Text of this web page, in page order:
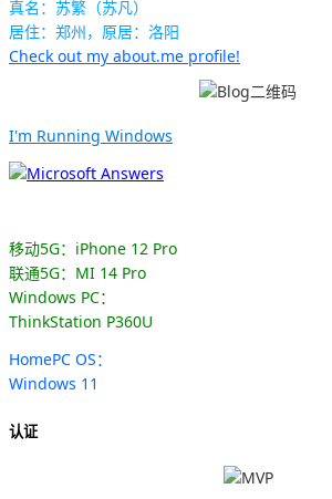
真名：苏繁（苏凡）
居住：郑州，原居：洛阳
Check out my about.me profile!
I'm Running Windows
移动5G：iPhone 12 Pro
联通5G：MI 14 Pro
Windows PC：
ThinkStation P360U
HomePC OS：
Windows 11
认证